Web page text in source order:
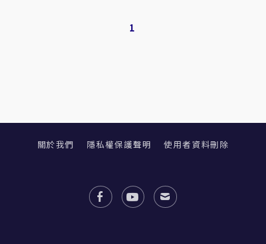
1
關於我們 隱私權保護聲明 使用者資料刪除